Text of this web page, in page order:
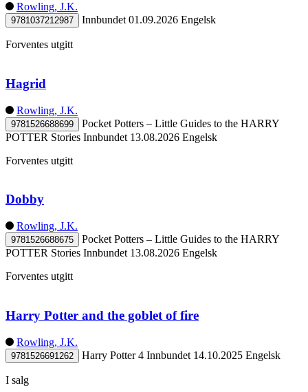
Rowling, J.K.
9781037212987 Innbundet 01.09.2026 Engelsk
Forventes utgitt
Hagrid
Rowling, J.K.
9781526688699
Pocket Potters – Little Guides to the HARRY
POTTER Stories Innbundet 13.08.2026 Engelsk
Forventes utgitt
Dobby
Rowling, J.K.
9781526688675
Pocket Potters – Little Guides to the HARRY
POTTER Stories Innbundet 13.08.2026 Engelsk
Forventes utgitt
Harry Potter and the goblet of fire
Rowling, J.K.
9781526691262 Harry Potter 4 Innbundet 14.10.2025 Engelsk
I salg